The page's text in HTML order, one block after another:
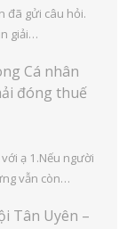
đã gửi câu hỏi.
giải…
Cá nhân
đóng thuế
ạ 1.Nếu người
vẫn còn…
Tân Uyên –